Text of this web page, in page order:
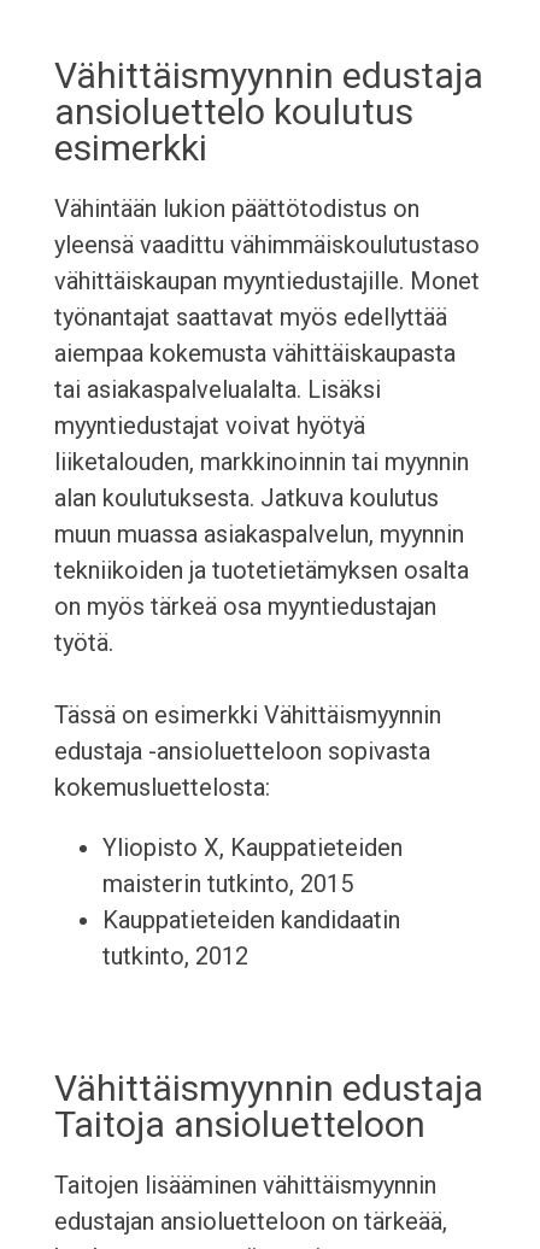
Vähittäismyynnin edustaja
ansioluettelo koulutus
esimerkki
Vähintään lukion päättötodistus on
yleensä vaadittu vähimmäiskoulutustaso
vähittäiskaupan myyntiedustajille. Monet
työnantajat saattavat myös edellyttää
aiempaa kokemusta vähittäiskaupasta
tai asiakaspalvelualalta. Lisäksi
myyntiedustajat voivat hyötyä
liiketalouden, markkinoinnin tai myynnin
alan koulutuksesta. Jatkuva koulutus
muun muassa asiakaspalvelun, myynnin
tekniikoiden ja tuotetietämyksen osalta
on myös tärkeä osa myyntiedustajan
työtä.
Tässä on esimerkki Vähittäismyynnin
edustaja -ansioluetteloon sopivasta
kokemusluettelosta:
Yliopisto X, Kauppatieteiden
maisterin tutkinto, 2015
Kauppatieteiden kandidaatin
tutkinto, 2012
Vähittäismyynnin edustaja
Taitoja ansioluetteloon
Taitojen lisääminen vähittäismyynnin
edustajan ansioluetteloon on tärkeää,